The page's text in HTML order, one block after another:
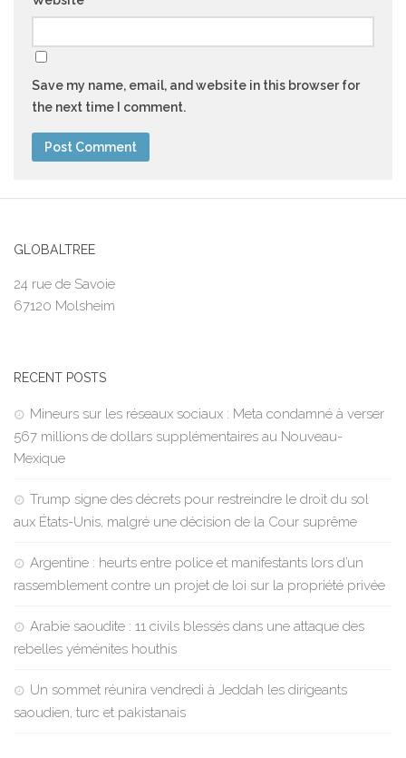
Save my name, email, and website in this browser for
the next time I comment.
GLOBALTREE
24 rue de Savoie
67120 Molsheim
RECENT POSTS
Mineurs sur les réseaux sociaux : Meta condamné à verser
567 millions de dollars supplémentaires au Nouveau-
Mexique
Trump signe des décrets pour restreindre le droit du sol
aux États-Unis, malgré une décision de la Cour suprême
Argentine : heurts entre police et manifestants lors d’un
rassemblement contre un projet de loi sur la propriété privée
Arabie saoudite : 11 civils blessés dans une attaque des
rebelles yéménites houthis
Un sommet réunira vendredi à Jeddah les dirigeants
saoudien, turc et pakistanais